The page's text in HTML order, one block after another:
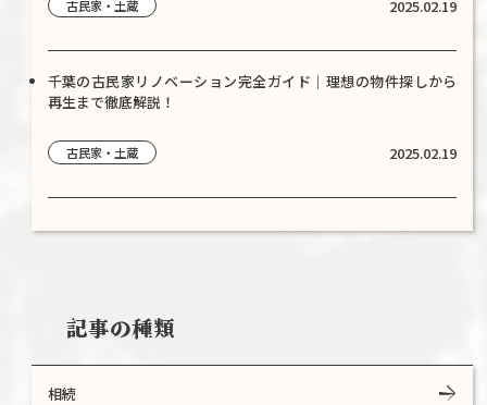
古民家・土蔵 2025.02.19
千葉の古民家リノベーション完全ガイド｜理想の物件探しから
再生まで徹底解説！
古民家・土蔵 2025.02.19
記事の種類
相続